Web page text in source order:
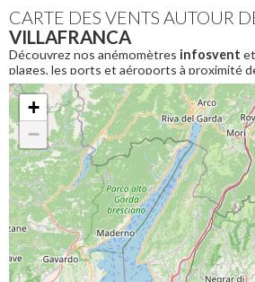
CARTE DES VENTS AUTOUR
VILLAFRANCA
Découvrez nos anémomètres infosvent
plages, les ports et aéroports à proximité
Villafranca. Pour connaitre les
avoir la vitesse du vent aujourd'hui autour
Villafranca
+
−